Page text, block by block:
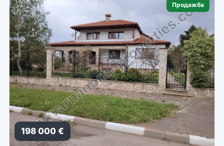
Продажба
198 000 €